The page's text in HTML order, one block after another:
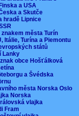
a USA
a Skutče
hradě Lipnice
města Turín
Itálie, Turína a Piemontu
států
Lanky
obce Hošťálková
a Švédska
města Norska Oslo
Norska
vlajka
Fram